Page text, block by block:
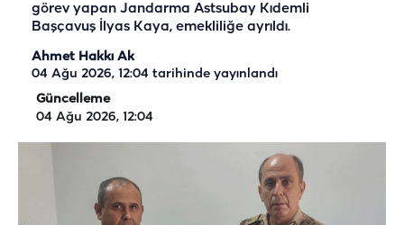
görev yapan Jandarma Astsubay Kıdemli
Başçavuş İlyas Kaya, emekliliğe ayrıldı.
Ahmet Hakkı Ak
04 Ağu 2026, 12:04 tarihinde yayınlandı
Güncelleme
04 Ağu 2026, 12:04